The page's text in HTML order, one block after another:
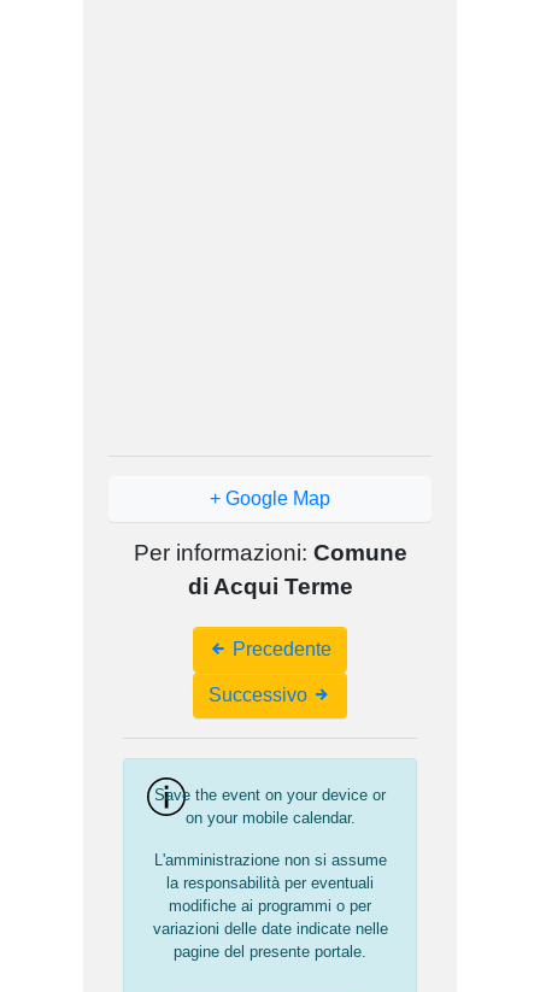
+ Google Map
Per informazioni: Comune
di Acqui Terme
Navigation
Precedente
Successivo
Save the event on your device or
on your mobile calendar.
L'amministrazione non si assume
la responsabilità per eventuali
modifiche ai programmi o per
variazioni delle date indicate nelle
pagine del presente portale.